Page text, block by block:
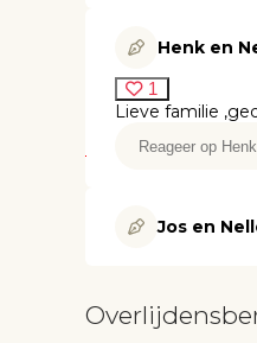
Henk en
1
Lieve familie
Jos en